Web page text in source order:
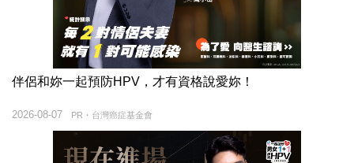
伴侶和妳一起預防HPV，才有資格說愛妳！
PR・台灣癌症基金會
2026-08-07